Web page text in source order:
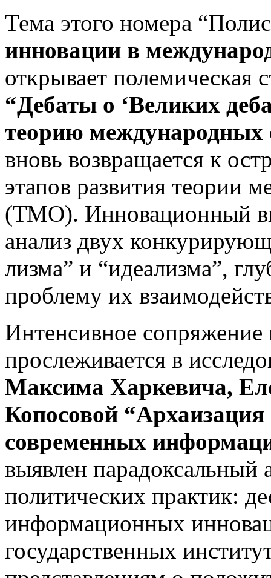
Тема этого номера
инновации в
открывает полемическая
“Дебаты о ‘Великих
теорию
вновь возвращается к
этапов развития теории
(ТМО). Инновационный
анализ двух
лизма” и “идеализма”,
проблему их
Интенсивное
прослеживается в
Максима Харкевича,
Копосовой “Архаизация
современных
выявлен парадоксальный
политических практик:
информационных
государственных